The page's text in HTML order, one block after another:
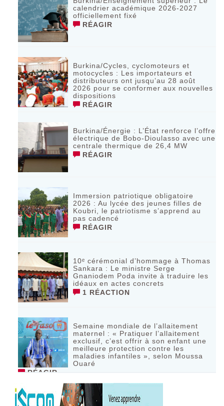
calendrier académique 2026-2027
officiellement fixé
RÉAGIR
Burkina/Cycles, cyclomoteurs et
motocycles : Les importateurs et
distributeurs ont jusqu’au 28 août
2026 pour se conformer aux nouvelles
dispositions
RÉAGIR
Burkina/Énergie : L’État renforce l’offre
électrique de Bobo-Dioulasso avec une
centrale thermique de 26,4 MW
RÉAGIR
Immersion patriotique obligatoire
2026 : Au lycée des jeunes filles de
Koubri, le patriotisme s’apprend au
pas cadencé
RÉAGIR
10ᵉ cérémonial d’hommage à Thomas
Sankara : Le ministre Serge
Gnaniodem Poda invite à traduire les
idéaux en actes concrets
1 RÉACTION
Semaine mondiale de l’allaitement
maternel : « Pratiquer l’allaitement
exclusif, c’est offrir à son enfant une
meilleure protection contre les
maladies infantiles », selon Moussa
Ouaré
RÉAGIR